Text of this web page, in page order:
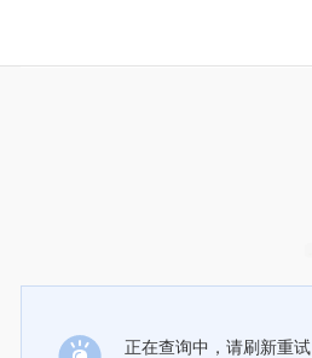
正在查询中，请刷新重试